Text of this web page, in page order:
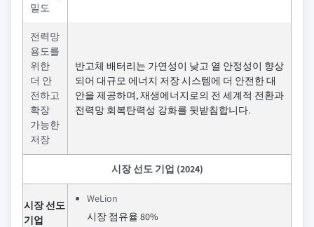
밀도
전력망
용도를
위한
더 안
전하고
확장
가능한
저장
반고체 배터리는 가연성이 낮고 열 안정성이 향상
되어 대규모 에너지 저장 시스템에 더 안전한 대
안을 제공하며, 재생에너지로의 전 세계적 전환과
전력망 회복탄력성 강화를 뒷받침합니다.
시장 선도 기업 (2024)
시장 선도
기업
WeLion
시장 점유율 80%